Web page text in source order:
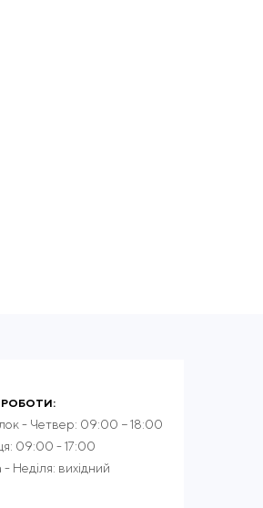
РОБОТИ:
- Четвер: 09:00 − 18:00
09:00 - 17:00
Неділя: вихідний